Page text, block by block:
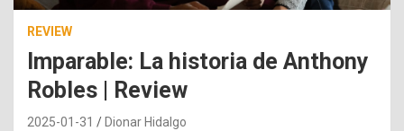
REVIEW
Imparable: La historia de Anthony
Robles | Review
2025-01-31 Dionar Hidalgo